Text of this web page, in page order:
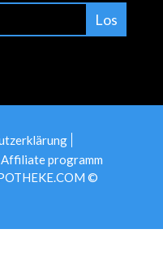
Los
Affiliate programm
©